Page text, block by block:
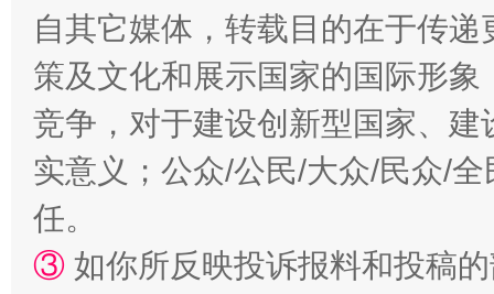
自其它媒体，转载目的在于传
策及文化和展示国家的国际形
竞争，对于建设创新型国家、
实意义；公众/公民/大众/民众/
任。
③ 如你所反映投诉报料和投稿